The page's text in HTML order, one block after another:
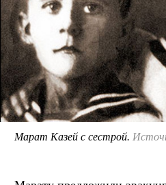
Марат Казей с сестрой.